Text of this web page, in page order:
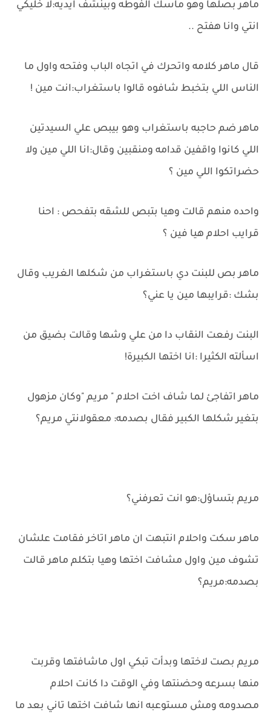
ماهر بصلها وهو ماسك الفوطه وبينشف ايديه:لا خليكي
انتي وانا هفتح ..
قال ماهر كلامه واتحرك في اتجاه الباب وفتحه واول ما
الناس اللي بتخبط شافوه قالوا باستغراب:انت مين !
ماهر ضم حاجبه باستغراب وهو بيبص علي السيدتين
اللي كانوا واقفين قدامه ومنقبين وقال:انا اللي مين ولا
حضراتكوا اللي مين ؟
واحده منهم قالت وهيا بتبص للشقه بتفحص : احنا
قرايب احلام هيا فين ؟
ماهر بص للبنت دي باستغراب من شكلها الغريب وقال
بشك :قرايبها مين يا عني؟
البنت رفعت النقاب دا من علي وشها وقالت بضيق من
اسألته الكثيرا :انا اختها الكبيرة!
ماهر اتفاجئ لما شاف اخت احلام " مريم "وكان مزهول
بتغير شكلها الكبير فقال بصدمه: معقولانتي مريم؟
مريم بتساؤل:هو انت تعرفني؟
ماهر سكت واحلام انتبهت ان ماهر اتاخر فقامت علشان
تشوف مين واول مشافت اختها وهيا بتكلم ماهر قالت
بصدمه:مريم؟
مريم بصت لاختها وبدأت تبكي اول ماشافتها وقربت
منها بسرعه وحضنتها وفي الوقت دا كانت احلام
مصدومه ومش مستوعبه انها شافت اختها تاني بعد ما